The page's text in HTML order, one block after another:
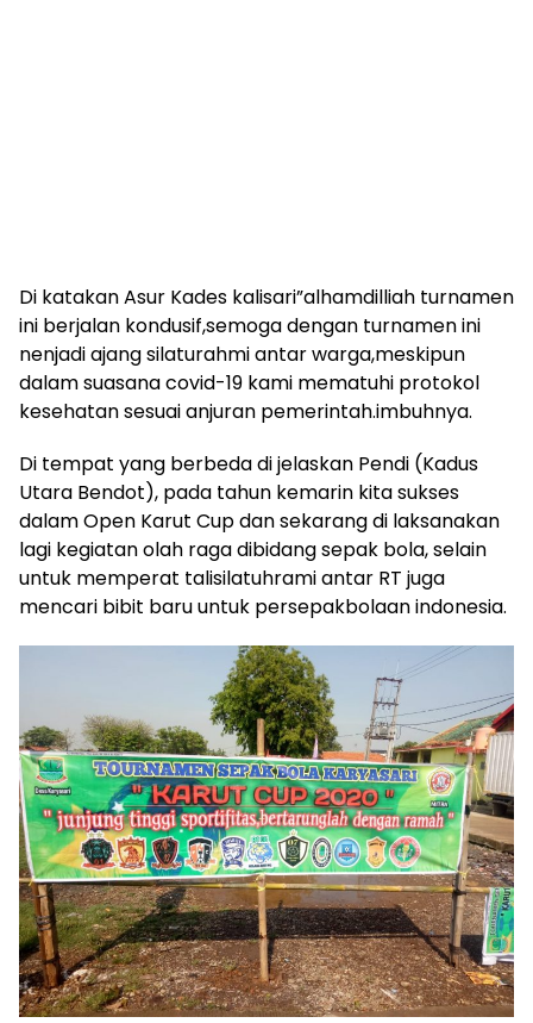
Di katakan Asur Kades kalisari”alhamdilliah turnamen
ini berjalan kondusif,semoga dengan turnamen ini
nenjadi ajang silaturahmi antar warga,meskipun
dalam suasana covid-19 kami mematuhi protokol
kesehatan sesuai anjuran pemerintah.imbuhnya.
Di tempat yang berbeda di jelaskan Pendi (Kadus
Utara Bendot), pada tahun kemarin kita sukses
dalam Open Karut Cup dan sekarang di laksanakan
lagi kegiatan olah raga dibidang sepak bola, selain
untuk memperat talisilatuhrami antar RT juga
mencari bibit baru untuk persepakbolaan indonesia.